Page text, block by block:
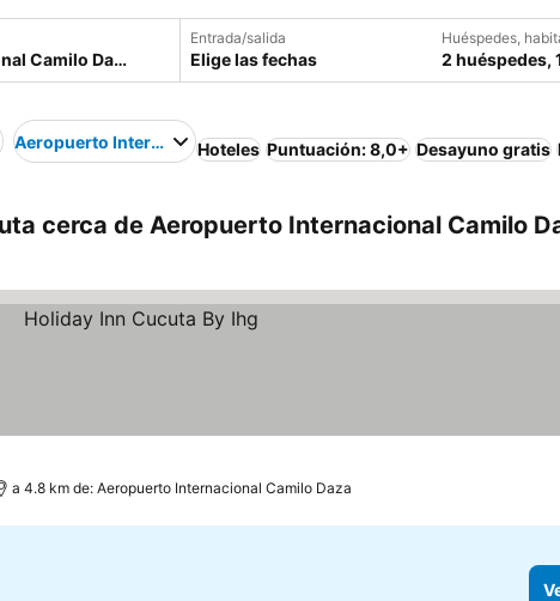
Entrada/salida
Elige las fechas
Huéspedes,
2 huéspedes,
Aeropuerto Internacional Camilo Daza
Hoteles Puntuación: 8,0+ Desayuno gratis
cerca de Aeropuerto Internacional Camilo
a 4.8 km de: Aeropuerto Internacional Camilo Daza